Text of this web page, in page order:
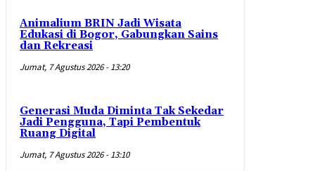
Animalium BRIN Jadi Wisata
Edukasi di Bogor, Gabungkan Sains
dan Rekreasi
Jumat, 7 Agustus 2026 - 13:20
Generasi Muda Diminta Tak Sekedar
Jadi Pengguna, Tapi Pembentuk
Ruang Digital
Jumat, 7 Agustus 2026 - 13:10